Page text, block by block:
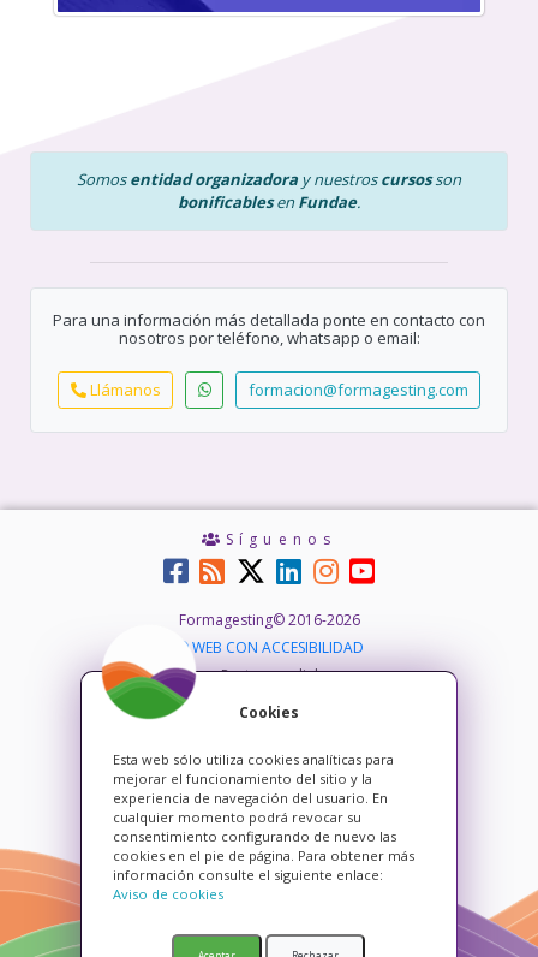
Cookies
Esta web sólo utiliza cookies analíticas para
mejorar el funcionamiento del sitio y la
experiencia de navegación del usuario. En
cualquier momento podrá revocar su
consentimiento configurando de nuevo las
cookies en el pie de página. Para obtener más
información consulte el siguiente enlace:
Aviso de cookies
Somosentidad organizadora y nuestroscursosson
bonificablesenFundae.
Para una información más detallada ponte en contacto con
nosotros por teléfono, whatsapp o email:
Llámanos formacion@formagesting.com
Formagesting© 2016-2026
WEB CON ACCESIBILIDAD
Pacto mundial
Blog de Formagesting
Política de cookies
Aviso legal
Síguenos